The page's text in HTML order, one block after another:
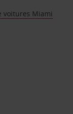
voitures Miami